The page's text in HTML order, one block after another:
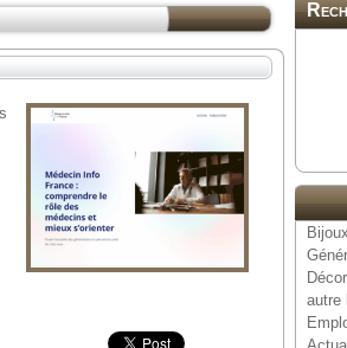
Bijoux
autre